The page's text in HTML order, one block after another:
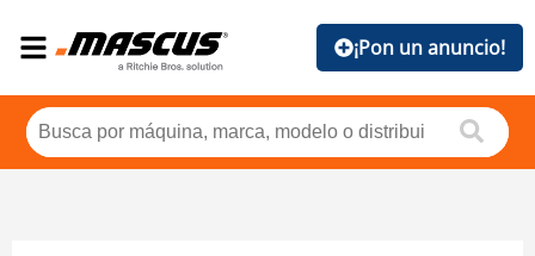
¡Pon un anuncio!